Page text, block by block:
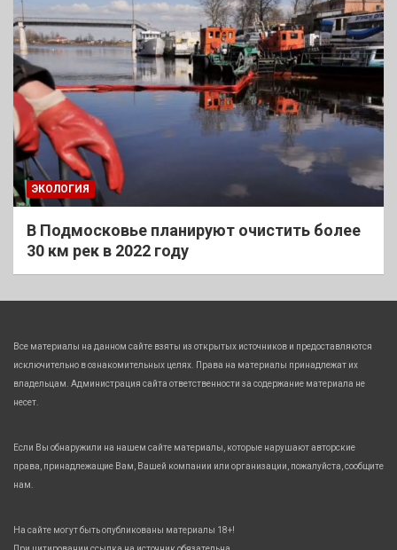
ЭКОЛОГИЯ
В Подмосковье планируют очистить более
30 км рек в 2022 году
Все материалы на данном сайте взяты из открытых источников и предоставляются
исключительно в ознакомительных целях. Права на материалы принадлежат их
владельцам. Администрация сайта ответственности за содержание материала не
несет.
Если Вы обнаружили на нашем сайте материалы, которые нарушают авторские
права, принадлежащие Вам, Вашей компании или организации, пожалуйста, сообщите
нам.
На сайте могут быть опубликованы материалы 18+!